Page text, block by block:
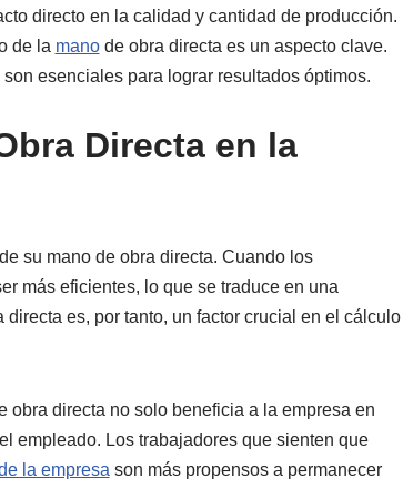
directo en la calidad y cantidad de producción.
de la manode obra directa es un aspecto clave.
esenciales para lograr resultados óptimos.
Directa en la
su mano de obra directa. Cuando los
más eficientes, lo que se traduce en una
es, por tanto, un factor crucial en el cálculo
directa no solo beneficia a la empresa en
empleado. Los trabajadores que sienten que
la empresa son más propensos a permanecer